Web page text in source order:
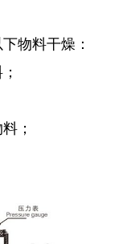
物料干燥：
；